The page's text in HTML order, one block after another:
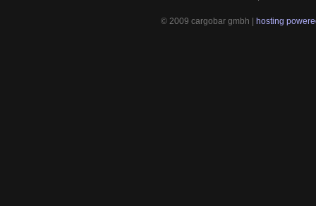
© 2009 cargobar gmbh | hosting